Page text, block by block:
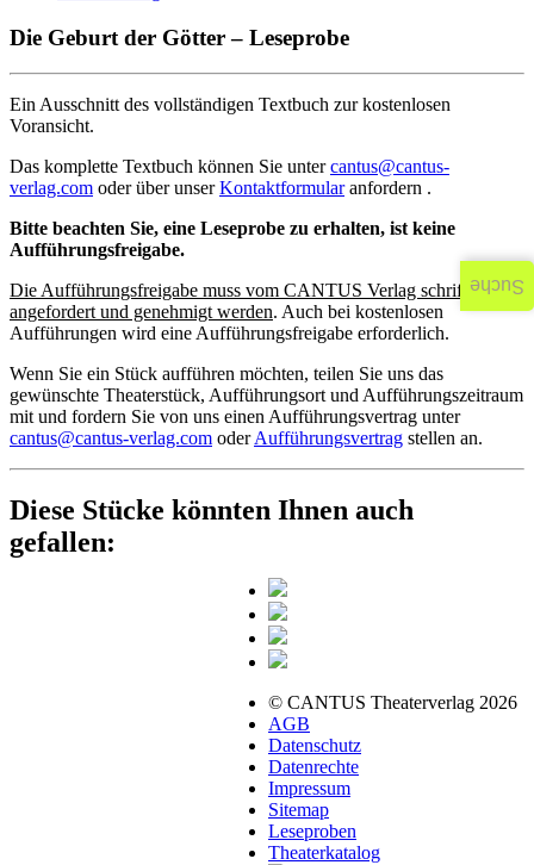
Die Geburt der Götter – Leseprobe
Ein Ausschnitt des vollständigen Textbuch zur kostenlosen
Voransicht.
Das komplette Textbuch können Sie untercantus@cantus-
verlag.com oder über unserKontaktformularanfordern .
Bitte beachten Sie, eine Leseprobe zu erhalten, ist keine
Aufführungsfreigabe.
Die Aufführungsfreigabe muss vom CANTUS Verlag schriftlich
angefordert und genehmigt werden. Auch bei kostenlosen
Aufführungen wird eine Aufführungsfreigabe erforderlich.
Wenn Sie ein Stück aufführen möchten, teilen Sie uns das
gewünschte Theaterstück, Aufführungsort und Aufführungszeitraum
mit und fordern Sie von uns einen Aufführungsvertrag unter
cantus@cantus-verlag.com oderAufführungsvertrag stellen an.
Diese Stücke könnten Ihnen auch
gefallen:
© CANTUS Theaterverlag 2026
AGB
Datenschutz
Datenrechte
Impressum
Sitemap
Leseproben
Theaterkatalog
Suche